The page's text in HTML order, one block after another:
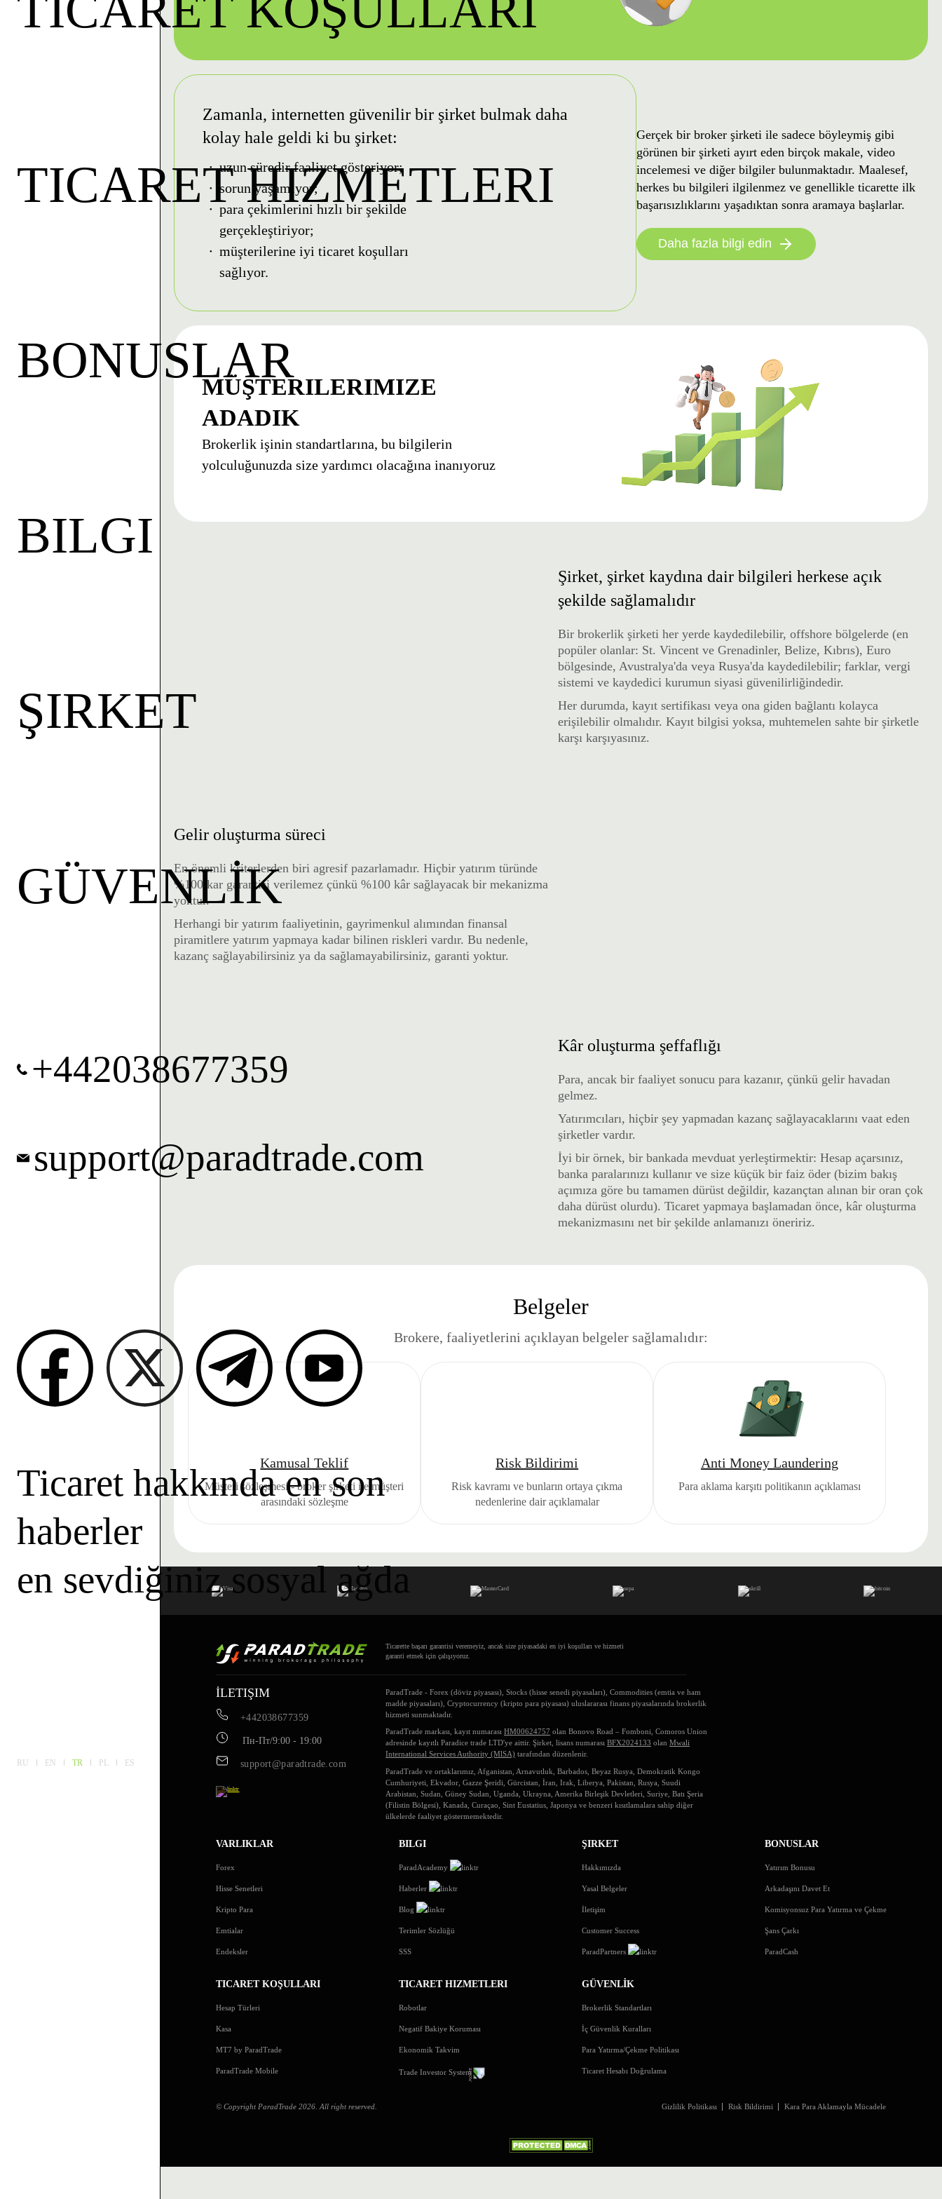
TICARET HIZMETLERI
BONUSLAR
BILGI
ŞIRKET
GÜVENLİK
+442038677359
support@paradtrade.com
Ticaret hakkında en son
haberler
en sevdiğiniz sosyal ağda
RU EN TR PL ES
Zamanla, internetten güvenilir bir şirket bulmak daha
kolay hale geldi ki bu şirket:
uzun süredir faaliyet gösteriyor;
sorun yaşamıyor;
para çekimlerini hızlı bir şekilde
gerçekleştiriyor;
müşterilerine iyi ticaret koşulları
sağlıyor.
Gerçek bir broker şirketi ile sadece böyleymiş gibi
görünen bir şirketi ayırt eden birçok makale, video
incelemesi ve diğer bilgiler bulunmaktadır. Maalesef,
herkes bu bilgileri ilgilenmez ve genellikle ticarette ilk
başarısızlıklarını yaşadıktan sonra aramaya başlarlar.
Daha fazla bilgi edin
MÜŞTERILERIMIZE
ADADIK
Brokerlik işinin standartlarına, bu bilgilerin
yolculuğunuzda size yardımcı olacağına inanıyoruz
Şirket, şirket kaydına dair bilgileri herkese açık
şekilde sağlamalıdır
Bir brokerlik şirketi her yerde kaydedilebilir, offshore bölgelerde (en
popüler olanlar: St. Vincent ve Grenadinler, Belize, Kıbrıs), Euro
bölgesinde, Avustralya'da veya Rusya'da kaydedilebilir; farklar, vergi
sistemi ve kaydedici kurumun siyasi güvenilirliğindedir.
Her durumda, kayıt sertifikası veya ona giden bağlantı kolayca
erişilebilir olmalıdır. Kayıt bilgisi yoksa, muhtemelen sahte bir şirketle
karşı karşıyasınız.
Gelir oluşturma süreci
En önemli kriterlerden biri agresif pazarlamadır. Hiçbir yatırım türünde
%100 kar garantisi verilemez çünkü %100 kâr sağlayacak bir mekanizma
yoktur.
Herhangi bir yatırım faaliyetinin, gayrimenkul alımından finansal
piramitlere yatırım yapmaya kadar bilinen riskleri vardır. Bu nedenle,
kazanç sağlayabilirsiniz ya da sağlamayabilirsiniz, garanti yoktur.
Kâr oluşturma şeffaflığı
Para, ancak bir faaliyet sonucu para kazanır, çünkü gelir havadan
gelmez.
Yatırımcıları, hiçbir şey yapmadan kazanç sağlayacaklarını vaat eden
şirketler vardır.
İyi bir örnek, bir bankada mevduat yerleştirmektir: Hesap açarsınız,
banka paralarınızı kullanır ve size küçük bir faiz öder (bizim bakış
açımıza göre bu tamamen dürüst değildir, kazançtan alınan bir oran çok
daha dürüst olurdu). Ticaret yapmaya başlamadan önce, kâr oluşturma
mekanizmasını net bir şekilde anlamanızı öneririz.
Belgeler
Brokere, faaliyetlerini açıklayan belgeler sağlamalıdır:
Kamusal Teklif
Müşteri sözleşmesi - broker şirketi ile müşteri
arasındaki sözleşme
Risk Bildirimi
Risk kavramı ve bunların ortaya çıkma
nedenlerine dair açıklamalar
Anti Money Laundering
Para aklama karşıtı politikanın açıklaması
Ticarette başarı garantisi veremeyiz, ancak size piyasadaki en iyi koşulları ve hizmeti
garanti etmek için çalışıyoruz.
İLETIŞIM
+442038677359
Пн-Пт/9:00 - 19:00
support@paradtrade.com
VARLIKLAR
Forex
Hisse Senetleri
Kripto Para
Emtialar
Endeksler
BILGI
ParadAcademy
Haberler
Blog
Terimler Sözlüğü
SSS
ŞIRKET
Hakkımızda
Yasal Belgeler
İletişim
Customer Success
ParadPartners
BONUSLAR
Yatırım Bonusu
Arkadaşını Davet Et
Komisyonsuz Para Yatırma ve Çekme
Şans Çarkı
ParadCash
TICARET KOŞULLARI
Hesap Türleri
Kasa
MT7 by ParadTrade
ParadTrade Mobile
TICARET HIZMETLERI
Robotlar
Negatif Bakiye Koruması
Ekonomik Takvim
Trade Investor System
GÜVENLİK
Brokerlik Standartları
İç Güvenlik Kuralları
Para Yatırma/Çekme Politikası
Ticaret Hesabı Doğrulama
ParadTrade - Forex (döviz piyasası), Stocks (hisse senedi piyasaları), Commodities (emtia ve ham
madde piyasaları), Cryptocurrency (kripto para piyasası) uluslararası finans piyasalarında brokerlik
hizmeti sunmaktadır.
ParadTrade markası, kayıt numarasıHM00624757 olan Bonovo Road – Fomboni, Comoros Union
adresinde kayıtlı Paradice trade LTD'ye aittir. Şirket, lisans numarasıBFX2024133 olanMwali
International Services Authority (MlSA) tarafından düzenlenir.
ParadTrade ve ortaklarımız, Afganistan, Arnavutluk, Barbados, Beyaz Rusya, Demokratik Kongo
Cumhuriyeti, Ekvador, Gazze Şeridi, Gürcistan, İran, Irak, Liberya, Pakistan, Rusya, Suudi
Arabistan, Sudan, Güney Sudan, Uganda, Ukrayna, Amerika Birleşik Devletleri, Suriye, Batı Şeria
(Filistin Bölgesi), Kanada, Curaçao, Sint Eustatius, Japonya ve benzeri kısıtlamalara sahip diğer
ülkelerde faaliyet göstermemektedir.
Gizlilik Politikası Risk Bildirimi Kara Para Aklamayla Mücadele
© Copyright ParadTrade 2026. All right reserved.